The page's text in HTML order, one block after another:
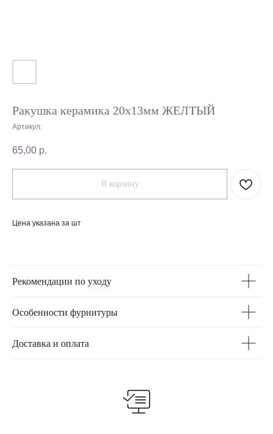
Ракушка керамика 20х13мм ЖЕЛТЫЙ
Артикул:
65,00 р.
В корзину
Цена указана за шт
Рекомендации по уходу
Особенности фурнитуры
Доставка и оплата